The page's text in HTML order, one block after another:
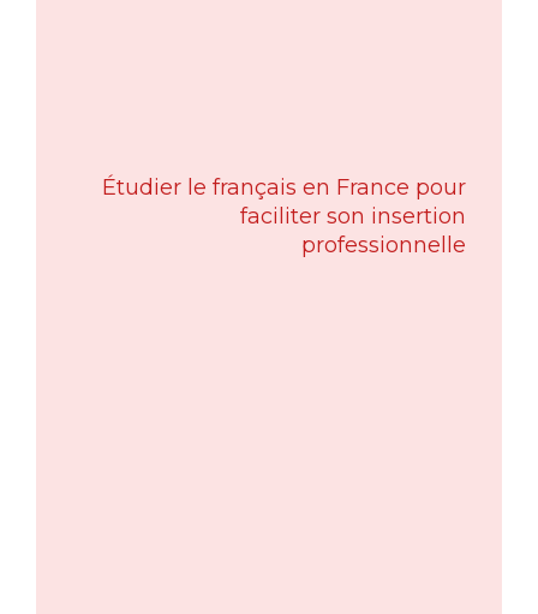
Étudier le français en France pour
faciliter son insertion
professionnelle